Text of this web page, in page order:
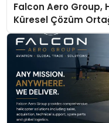
Falcon Aero Group,
Küresel Çözüm